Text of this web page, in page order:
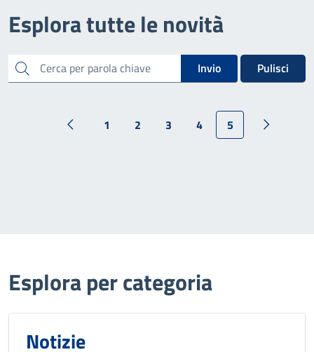
Esplora tutte le novità
cerca Invio Pulisci
1 2 3 4 5
Esplora per categoria
Notizie